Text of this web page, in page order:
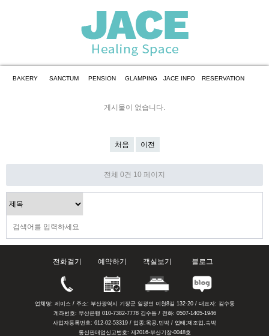
BAKERY SANCTUM PENSION GLAMPING JACE INFO RESERVATION
게시물이 없습니다.
처음 이전
전체 0건 10 페이지
전화걸기 예약하기 객실보기 블로그
업체명: 제이스 / 주소: 부산광역시 기장군 일광면 이천8길 132-20 / 대표자: 김수동
계좌번호: 부산은행 010-7382-7778 김수동 / 전화: 0507-1405-1946
사업자등록번호: 612-02-53319 / 업종:목공,민박 / 업태:제조업,숙박
통신판매업신고번호: 제2016-부산기장-0048호